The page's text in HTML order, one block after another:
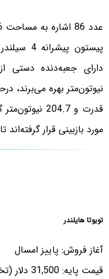
قدرت و 204.7
مورد بازبینی قرار
تویوتا هایلندر
آغاز فروش: پاییز امسال
قیمت پایه: 31,500 دلار (تخمینی)